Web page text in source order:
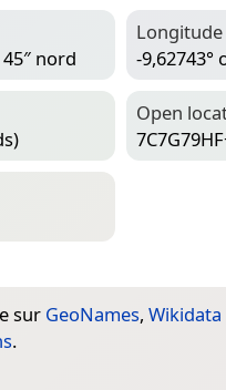
45″ nord
Longitude
-9,62743°
Open
sur GeoNames, Wikidata
.